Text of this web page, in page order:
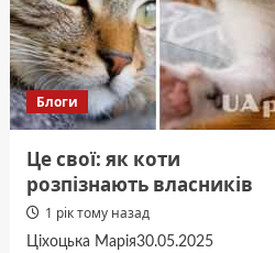
Блоги
Це свої: як коти
розпізнають власників
1 рік тому назад
Ціхоцька Марія30.05.2025